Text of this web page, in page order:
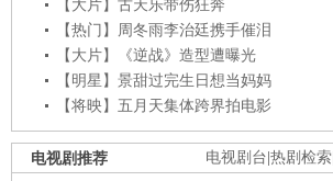
【大片】古天乐带伤狂奔
【热门】周冬雨李治廷携手催泪
【大片】《逆战》造型遭曝光
【明星】景甜过完生日想当妈妈
【将映】五月天集体跨界拍电影
电视剧台 热剧检索
电视剧推荐